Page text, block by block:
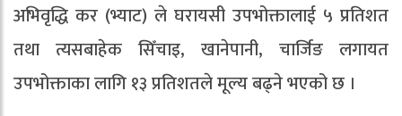
अभिवृद्धि कर (भ्याट) ले घरायसी उपभोक्तालाई ५ प्रतिशत
तथा त्यसबाहेक सिँचाइ, खानेपानी, चार्जिङ लगायत
उपभोक्ताका लागि १३ प्रतिशतले मूल्य बढ्ने भएको छ ।